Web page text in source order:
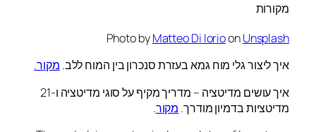
מקורות
Photo byMatteo Di IorioonUnsplash
איך ליצור גלי מוח גמא בעזרת סנכרון בין המוח ללב. מקור.
איך עושים מדיטציה – מדריך מקיף על סוגי מדיטציה ו-21
מדיטציות בדמיון מודרך. מקור.